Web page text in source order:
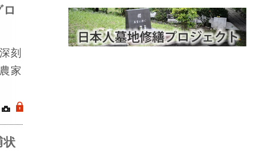
刻
家
.